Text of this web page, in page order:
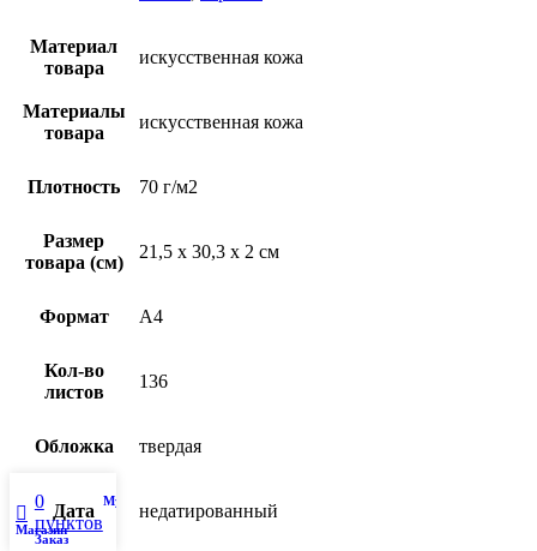
Материал
товара
искусственная кожа
Материалы
товара
искусственная кожа
Плотность 70 г/м2
Размер
товара (см)
21,5 х 30,3 х 2 см
Формат A4
Кол-во
листов
136
Обложка твердая
Дата недатированный
Магазин
0
пунктов
Заказ
My account